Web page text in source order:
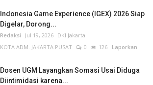
Indonesia Game Experience (IGEX) 2026 Siap
Digelar, Dorong...
Redaksi Jul 19, 2026 DKI Jakarta
KOTA ADM. JAKARTA PUSAT
0 126 Laporkan
Dosen UGM Layangkan Somasi Usai Diduga
Diintimidasi karena...